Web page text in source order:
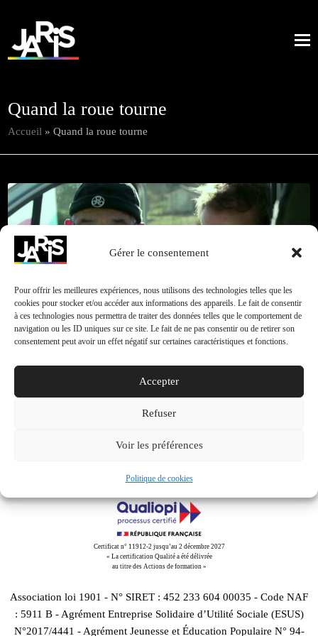
Gérer le consentement
Pour offrir les meilleures expériences, nous utilisons des technologies telles que les
cookies pour stocker et/ou accéder aux informations des appareils. Le fait de consentir
à ces technologies nous permettra de traiter des données telles que le comportement de
navigation ou les ID uniques sur ce site. Le fait de ne pas consentir ou de retirer son
consentement peut avoir un effet négatif sur certaines caractéristiques et fonctions.
Accepter
Refuser
Voir les préférences
Politique de cookies
Quand la roue tourne
Accueil »Quand la roue tourne
documentaire
Bourdin
Retour à
Cliquez pour accepter les cookies marketing et
Share This
Certificat n° 11912-2 jusqu’au 2 décembre 2027
« La certification Qualité a été délivrée
au titre des Actions de formation »
Association loi 1901 - N° SIRET : 452 233 604 00035 - Code NAF
: 5911 B - Agrément Entreprise Solidaire d’Utilité Sociale (ESUS)
N°2017/4441 - Agrément Jeunesse et Éducation Populaire N° 94-